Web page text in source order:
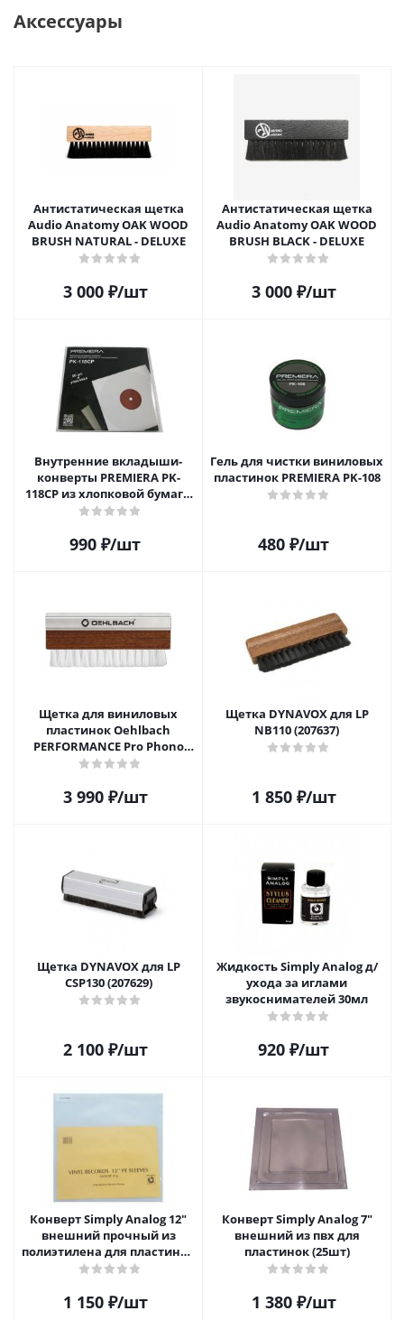
Аксессуары
Антистатическая щетка
Audio Anatomy OAK WOOD
BRUSH NATURAL - DELUXE
3 000₽/шт
Антистатическая щетка
Audio Anatomy OAK WOOD
BRUSH BLACK - DELUXE
3 000₽/шт
Внутренние вкладыши-
конверты PREMIERA PK-
118CP из хлопковой бумаги
для 12" виниловых
990 ₽/шт
Гель для чистки виниловых
пластинок PREMIERA PK-108
480 ₽/шт
Щетка для виниловых
пластинок Oehlbach
PERFORMANCE Pro Phono
Brush, Record Brush,
3 990₽/шт
Щетка DYNAVOX для LP
NB110 (207637)
1 850₽/шт
Щетка DYNAVOX для LP
CSP130 (207629)
2 100₽/шт
Жидкость Simply Analog д/
ухода за иглами
звукоснимателей 30мл
920 ₽/шт
Конверт Simply Analog 12"
внешний прочный из
полиэтилена для пластинок
(25шт)
1 150₽/шт
Конверт Simply Analog 7"
внешний из пвх для
пластинок (25шт)
1 380₽/шт